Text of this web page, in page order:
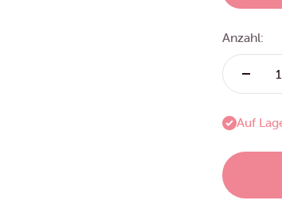
Anzahl:
Auf